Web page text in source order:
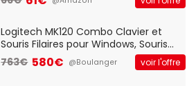
And Play, Confortable, Taille
QWERTY UK - Noir
Logitech MK120 Combo Clavier et
Souris Filaires pour Windows, Souris
Optique Filaire, Connexion USB Plug
And Play, Confortable, Taille
763€ 580€ @Boulanger voir l'offre